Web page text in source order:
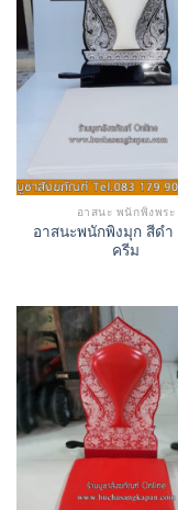
อาสนะ พนักพิงพระ
อาสนะพนักพิงมุก สีดำ
ครีม